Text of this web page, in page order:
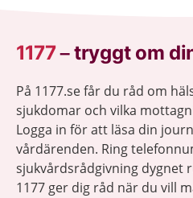
1177–tryggt om
På 1177.se får du råd om
sjukdomar och vilka
Logga in för att läsa din
vårdärenden. Ring
sjukvårdsrådgivning dygnet
1177 ger dig råd när du vill